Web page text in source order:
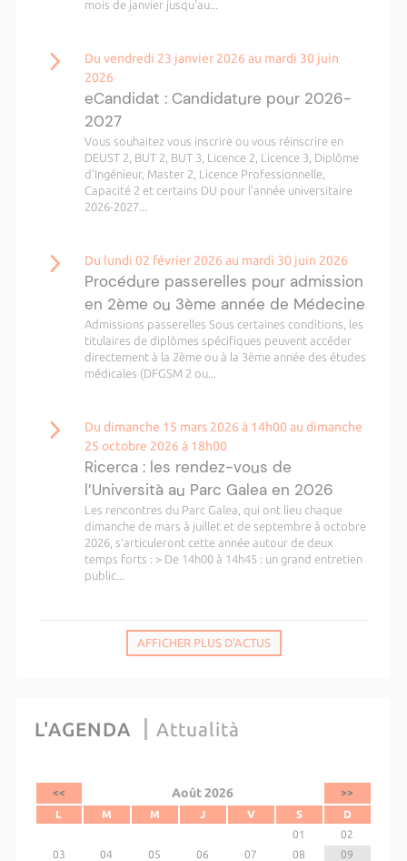
mois de janvier jusqu'au...
Du vendredi 23 janvier 2026 au mardi 30 juin
2026
eCandidat : Candidature pour 2026-
2027
Vous souhaitez vous inscrire ou vous réinscrire en
DEUST 2, BUT 2, BUT 3, Licence 2, Licence 3, Diplôme
d’Ingénieur, Master 2, Licence Professionnelle,
Capacité 2 et certains DU pour l'année universitaire
2026-2027...
Du lundi 02 février 2026 au mardi 30 juin 2026
Procédure passerelles pour admission
en 2ème ou 3ème année de Médecine
Admissions passerelles Sous certaines conditions, les
titulaires de diplômes spécifiques peuvent accéder
directement à la 2ème ou à la 3ème année des études
médicales (DFGSM 2 ou...
Du dimanche 15 mars 2026 à 14h00 au dimanche
25 octobre 2026 à 18h00
Ricerca : les rendez-vous de
l’Università au Parc Galea en 2026
Les rencontres du Parc Galea, qui ont lieu chaque
dimanche de mars à juillet et de septembre à octobre
2026, s’articuleront cette année autour de deux
temps forts : > De 14h00 à 14h45 : un grand entretien
public...
AFFICHER PLUS D'ACTUS
L'AGENDA Attualità
<< Août 2026
>>
L
M M J V S
D
01
02
03
04 05 06 07 08
09